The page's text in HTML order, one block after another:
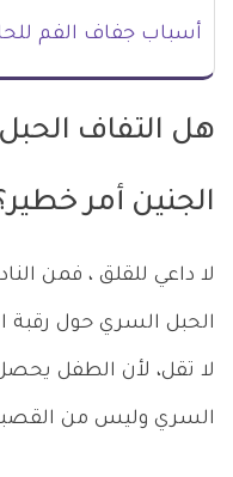
أسباب جفاف الفم
هل التفاف
الجنين أمر
لا داعي للقلق ، فمن
الحبل السري حول رقبة
لا تقل، لأن الطفل
السري وليس من القصبة